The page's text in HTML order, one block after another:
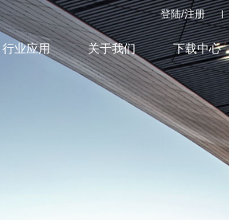
登陆/注册
行业应用 关于我们 下载中心